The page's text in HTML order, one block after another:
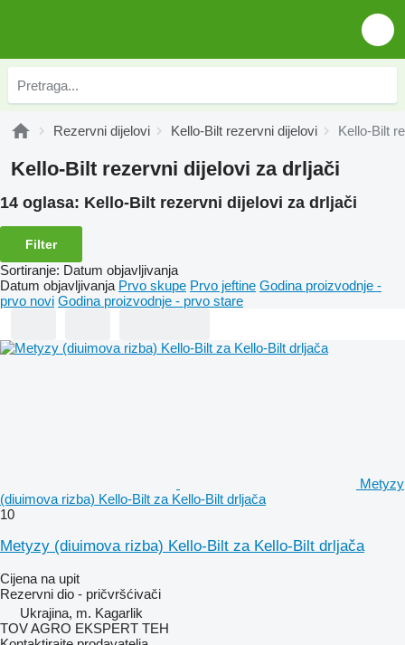
Rezervni dijelovi Kello-Bilt rezervni dijelovi Kello-Bilt
Kello-Bilt rezervni dijelovi za drljači
14 oglasa: Kello-Bilt rezervni dijelovi za drljači
Filter
Sortiranje: Datum objavljivanja
Datum objavljivanja Prvo skupe Prvo jeftine Godina proizvodnje -
prvo novi Godina proizvodnje - prvo stare
Metyzy
(diuimova rizba) Kello-Bilt za Kello-Bilt drljača
10
Metyzy (diuimova rizba) Kello-Bilt za Kello-Bilt drljača
Cijena na upit
Rezervni dio - pričvršćivači
Ukrajina, m. Kagarlik
TOV AGRO EKSPERT TEH